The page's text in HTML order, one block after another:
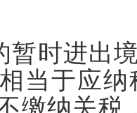
暂时进出
当于应
缴纳关税